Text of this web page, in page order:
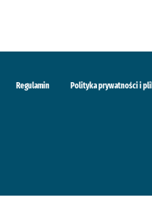
Regulamin Polityka prywatności i